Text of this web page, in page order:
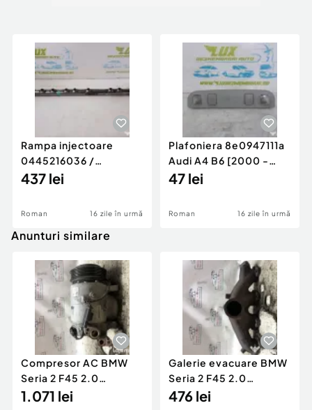
Rampa injectoare
0445216036 /
780542302 3.0 d 313
437 lei
Roman 16 zile în urmă
Plafoniera 8e0947111a
Audi A4 B6 [2000 -
2005]
47 lei
Roman 16 zile în urmă
Anunturi similare
Compresor AC BMW
Seria 2 F45 2.0
Motorina 2016
1.071 lei
Galerie evacuare BMW
Seria 2 F45 2.0
Motorina 2016
476 lei